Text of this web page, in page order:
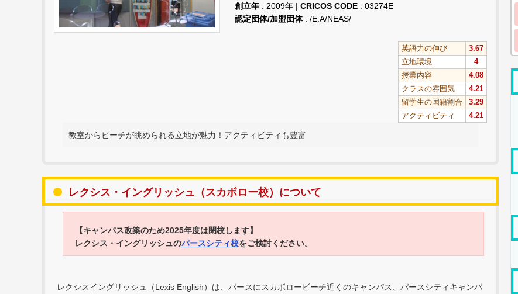
創立年 : 2009年 | CRICOS CODE : 03274E
認定団体/加盟団体: /E.A/NEAS/
英語力の伸び
3.67
立地環境
4
授業内容
4.08
クラスの雰囲気
4.21
留学生の国籍割合
3.29
アクティビティ
4.21
教室からビーチが眺められる立地が魅力！アクティビティも豊富
レクシス・イングリッシュ（スカボロー校）について
【キャンパス改築のため2025年度は閉校します】
レクシス・イングリッシュのパースシティ校をご検討ください。
レクシスイングリッシュ（Lexis English）は、パースにスカボロービーチ近くのキャンパス、パースシティキャンパ